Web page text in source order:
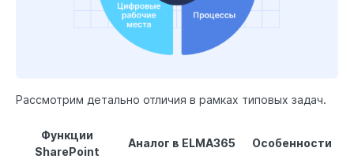
Рассмотрим детально отличия в рамках типовых задач.
Функции
SharePoint
Аналог в ELMA365 Особенности